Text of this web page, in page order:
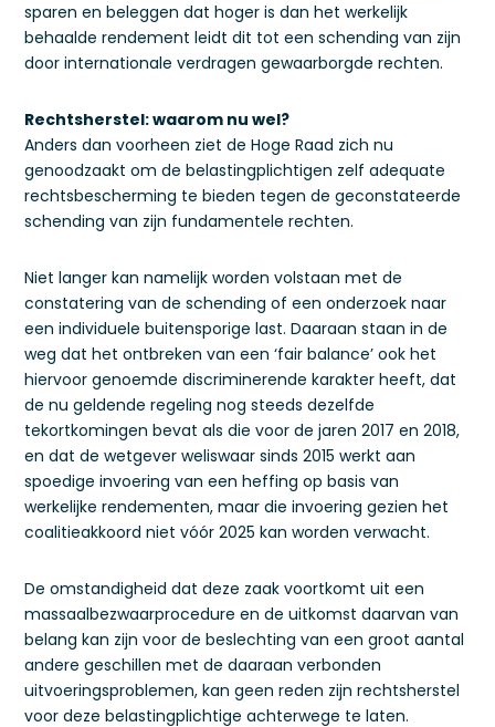
sparen en beleggen dat hoger is dan het werkelijk
behaalde rendement leidt dit tot een schending van zijn
door internationale verdragen gewaarborgde rechten.
Rechtsherstel: waarom nu wel?
Anders dan voorheen ziet de Hoge Raad zich nu
genoodzaakt om de belastingplichtigen zelf adequate
rechtsbescherming te bieden tegen de geconstateerde
schending van zijn fundamentele rechten.
Niet langer kan namelijk worden volstaan met de
constatering van de schending of een onderzoek naar
een individuele buitensporige last. Daaraan staan in de
weg dat het ontbreken van een ‘fair balance’ ook het
hiervoor genoemde discriminerende karakter heeft, dat
de nu geldende regeling nog steeds dezelfde
tekortkomingen bevat als die voor de jaren 2017 en 2018,
en dat de wetgever weliswaar sinds 2015 werkt aan
spoedige invoering van een heffing op basis van
werkelijke rendementen, maar die invoering gezien het
coalitieakkoord niet vóór 2025 kan worden verwacht.
De omstandigheid dat deze zaak voortkomt uit een
massaalbezwaarprocedure en de uitkomst daarvan van
belang kan zijn voor de beslechting van een groot aantal
andere geschillen met de daaraan verbonden
uitvoeringsproblemen, kan geen reden zijn rechtsherstel
voor deze belastingplichtige achterwege te laten.